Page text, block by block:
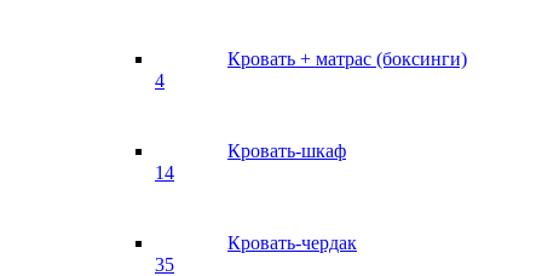
Кровать + матрас (боксинги)
4
Кровать-шкаф
14
Кровать-чердак
35